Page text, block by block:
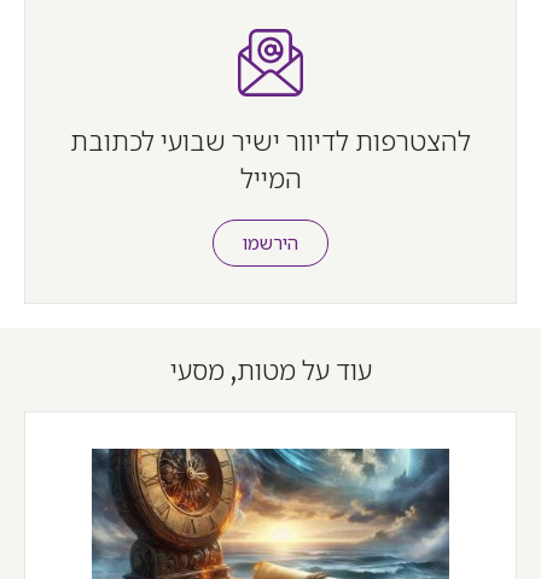
להצטרפות לדיוור ישיר שבועי לכתובת
המייל
הירשמו
עוד על מטות, מסעי